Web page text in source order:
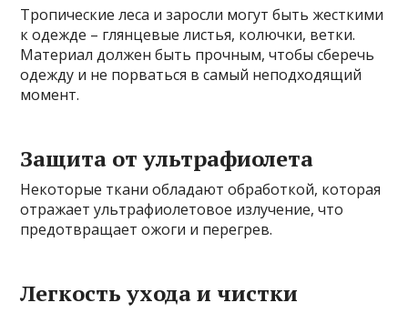
Тропические леса и заросли могут быть жесткими
к одежде – глянцевые листья, колючки, ветки.
Материал должен быть прочным, чтобы сберечь
одежду и не порваться в самый неподходящий
момент.
Защита от ультрафиолета
Некоторые ткани обладают обработкой, которая
отражает ультрафиолетовое излучение, что
предотвращает ожоги и перегрев.
Легкость ухода и чистки